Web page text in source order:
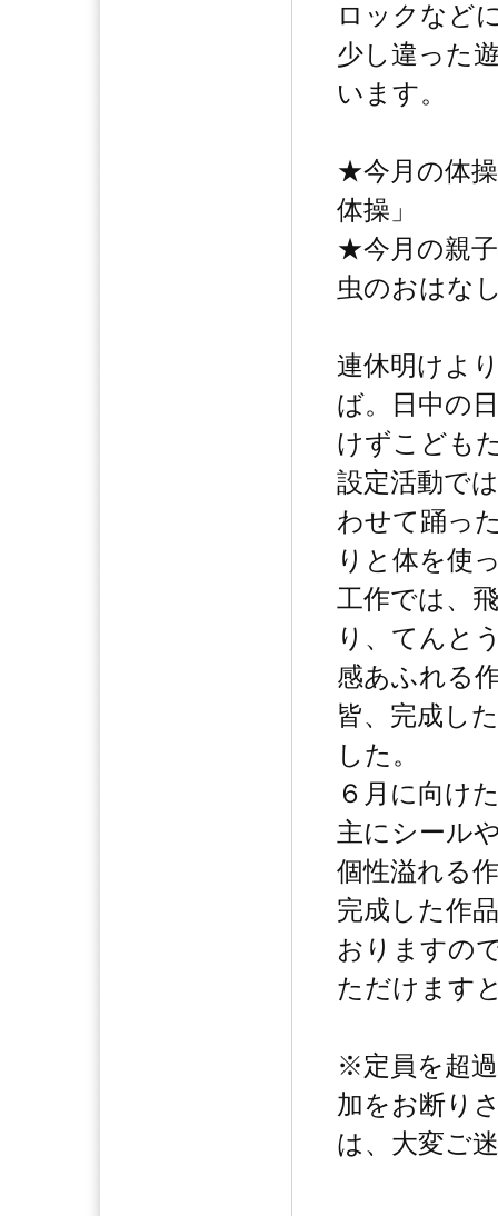
ロックなど
少し違った
います。
★今月の体
体操」
★今月の親
虫のおはな
連休明けよ
ば。日中の
けずこども
設定活動で
わせて踊っ
りと体を使
工作では、
り、てんと
感あふれる
皆、完成し
した。
６月に向け
主にシール
個性溢れる
完成した作
おりますの
ただけます
※定員を超
加をお断り
は、大変ご